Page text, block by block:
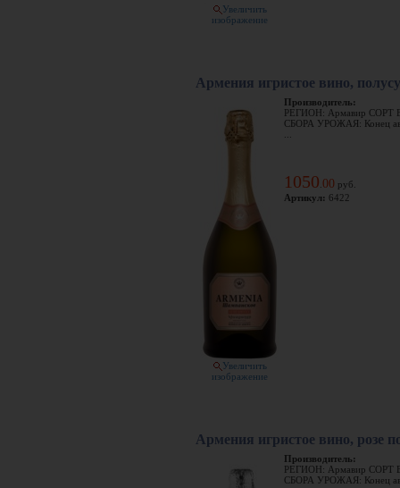
Увеличить
изображение
Армения игристое вино,
Увеличить
изображение
Производитель:
РЕГИОН: Армавир СОРТ
СБОРА УРОЖАЯ: Конец
1050 00 руб.
Артикул: 6422
Армения игристое вино, розе
Производитель:
РЕГИОН: Армавир СОРТ
СБОРА УРОЖАЯ: Конец